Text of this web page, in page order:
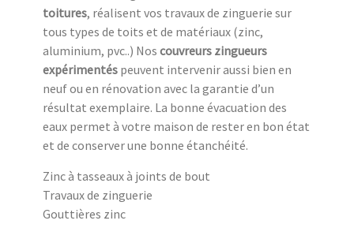
toitures, réalisent vos travaux de zinguerie sur
tous types de toits et de matériaux (zinc,
aluminium, pvc..) Nos couvreurs zingueurs
expérimentés peuvent intervenir aussi bien en
neuf ou en rénovation avec la garantie d’un
résultat exemplaire. La bonne évacuation des
eaux permet à votre maison de rester en bon état
et de conserver une bonne étanchéité.
Zinc à tasseaux à joints de bout
Travaux de zinguerie
Gouttières zinc